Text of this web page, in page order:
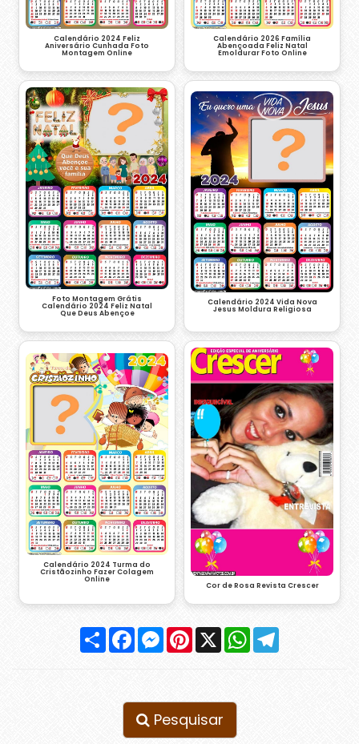
Calendário 2024 Feliz
Aniversário Cunhada Foto
Montagem Online
Calendário 2026 Família
Abençoada Feliz Natal
Emoldurar Foto Online
Foto Montagem Grátis
Calendário 2024 Feliz Natal
Que Deus Abençoe
Calendário 2024 Vida Nova
Jesus Moldura Religiosa
Calendário 2024 Turma do
Cristãozinho Fazer Colagem
Online
Cor de Rosa Revista Crescer
Compartilhar
FacebookMessenger
Pinterest
X WhatsApp
Pesquisar